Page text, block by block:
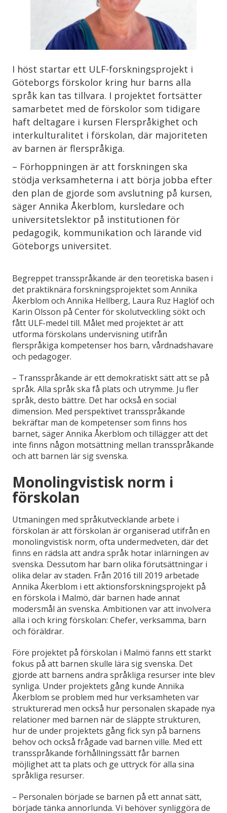
I höst startar ett ULF-forskningsprojekt i
Göteborgs förskolor kring hur barns alla
språk kan tas tillvara. I projektet fortsätter
samarbetet med de förskolor som tidigare
haft deltagare i kursen Flerspråkighet och
interkulturalitet i förskolan, där majoriteten
av barnen är flerspråkiga.
– Förhoppningen är att forskningen ska
stödja verksamheterna i att börja jobba efter
den plan de gjorde som avslutning på kursen,
säger Annika Åkerblom, kursledare och
universitetslektor på institutionen för
pedagogik, kommunikation och lärande vid
Göteborgs universitet.
Begreppet transspråkande är den teoretiska basen i
det praktiknära forskningsprojektet som Annika
Åkerblom och Annika Hellberg, Laura Ruz Haglöf och
Karin Olsson på Center för skolutveckling sökt och
fått ULF-medel till. Målet med projektet är att
utforma förskolans undervisning utifrån
flerspråkiga kompetenser hos barn, vårdnadshavare
och pedagoger.
– Transspråkande är ett demokratiskt sätt att se på
språk. Alla språk ska få plats och utrymme. Ju fler
språk, desto bättre. Det har också en social
dimension. Med perspektivet transspråkande
bekräftar man de kompetenser som finns hos
barnet, säger Annika Åkerblom och tillägger att det
inte finns någon motsättning mellan transspråkande
och att barnen lär sig svenska.
Monolingvistisk norm i
förskolan
Utmaningen med språkutvecklande arbete i
förskolan är att förskolan är organiserad utifrån en
monolingvistisk norm, ofta undermedveten, där det
finns en rädsla att andra språk hotar inlärningen av
svenska. Dessutom har barn olika förutsättningar i
olika delar av staden. Från 2016 till 2019 arbetade
Annika Åkerblom i ett aktionsforskningsprojekt på
en förskola i Malmö, där barnen hade annat
modersmål än svenska. Ambitionen var att involvera
alla i och kring förskolan: Chefer, verksamma, barn
och föräldrar.
Före projektet på förskolan i Malmö fanns ett starkt
fokus på att barnen skulle lära sig svenska. Det
gjorde att barnens andra språkliga resurser inte blev
synliga. Under projektets gång kunde Annika
Åkerblom se problem med hur verksamheten var
strukturerad men också hur personalen skapade nya
relationer med barnen när de släppte strukturen,
hur de under projektets gång fick syn på barnens
behov och också frågade vad barnen ville. Med ett
transspråkande förhållningssätt får barnen
möjlighet att ta plats och ge uttryck för alla sina
språkliga resurser.
– Personalen började se barnen på ett annat sätt,
började tänka annorlunda. Vi behöver synliggöra de